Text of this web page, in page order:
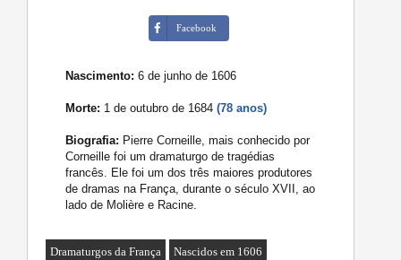
Facebook
Nascimento: 6 de junho de 1606
Morte: 1 de outubro de 1684(78 anos)
Biografia: Pierre Corneille, mais conhecido por
Corneille foi um dramaturgo de tragédias
francês. Ele foi um dos três maiores produtores
de dramas na França, durante o século XVII, ao
lado de Molière e Racine.
Dramaturgos da França Nascidos em 1606